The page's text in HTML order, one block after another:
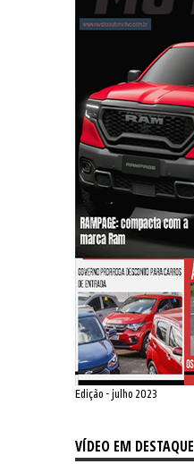
Edição - julho 2023
VÍDEO EM DESTAQUE